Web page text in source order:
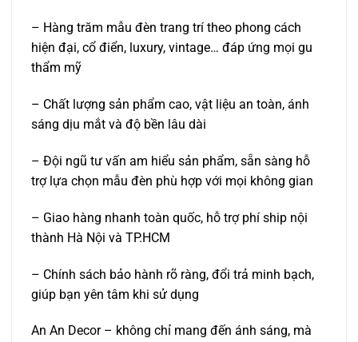
– Hàng trăm mẫu đèn trang trí theo phong cách
hiện đại, cổ điển, luxury, vintage… đáp ứng mọi gu
thẩm mỹ
– Chất lượng sản phẩm cao, vật liệu an toàn, ánh
sáng dịu mắt và độ bền lâu dài
– Đội ngũ tư vấn am hiểu sản phẩm, sẵn sàng hỗ
trợ lựa chọn mẫu đèn phù hợp với mọi không gian
– Giao hàng nhanh toàn quốc, hỗ trợ phí ship nội
thành Hà Nội và TP.HCM
– Chính sách bảo hành rõ ràng, đổi trả minh bạch,
giúp bạn yên tâm khi sử dụng
An An Decor – không chỉ mang đến ánh sáng, mà